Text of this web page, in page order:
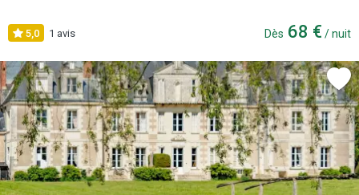
5,0 1 avis Dès 68 € / nuit